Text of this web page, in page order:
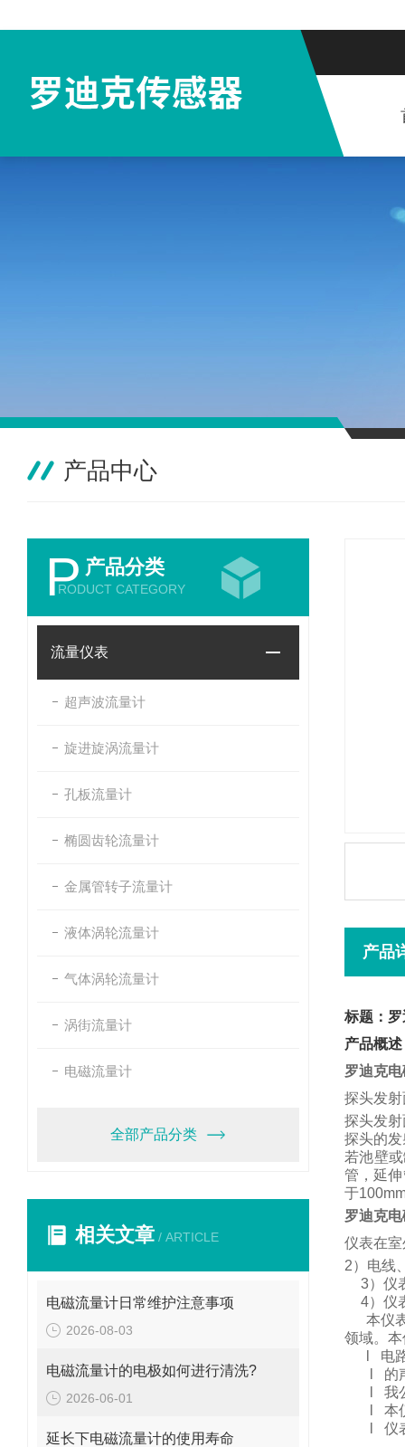
产品中心
P 产品分类
RODUCT CATEGORY
流量仪表
超声波流量计
旋进旋涡流量计
孔板流量计
椭圆齿轮流量计
金属管转子流量计
液体涡轮流量计
气体涡轮流量计
涡街流量计
电磁流量计
全部产品分类
相关文章 / ARTICLE
电磁流量计日常维护注意事项
2026-08-03
电磁流量计的电极如何进行清洗?
2026-06-01
延长下电磁流量计的使用寿命
产品
标题：
产品概述
罗迪克
探头发
探头发
探头的
若池壁
管，延
于
罗迪克
仪表在
2）电线
3）仪
4）仪
本仪
领域。 本
电
的
我
本
仪